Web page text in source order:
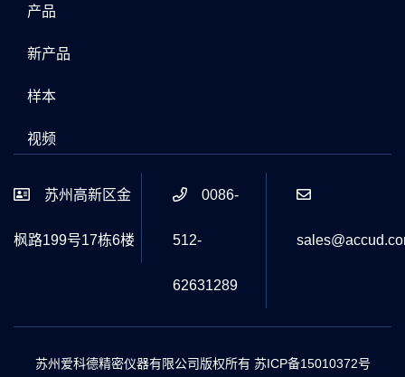
产品
新产品
样本
视频
苏州高新区金
枫路199号17栋6楼
0086-
512-
62631289
苏州爱科德精密仪器有限公司版权所有 苏ICP备15010372号